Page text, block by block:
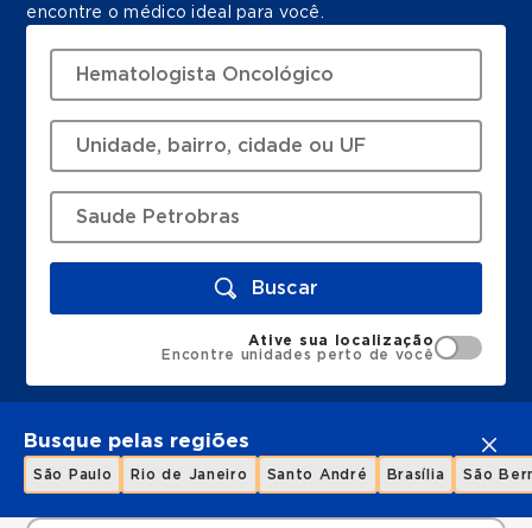
encontre o médico ideal para você.
Buscar
Ative sua localização
Encontre unidades perto de você
Busque pelas regiões
São Paulo Rio de Janeiro Santo André Brasília São